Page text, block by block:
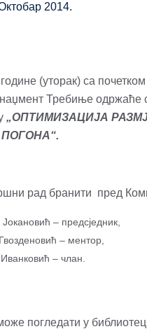
2014.
(уторак) са
Требиње одржаће
„ОПТИМИЗАЦИЈА
рад бранити пред
– предсједник,
– ментор,
– члан.
погледати у